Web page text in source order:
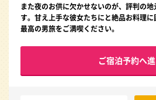
また夜のお供に欠かせないのが、評判の
す。甘え上手な彼女たちにと絶品お料理に
最高の男旅をご満喫ください。
ご宿泊予約へ